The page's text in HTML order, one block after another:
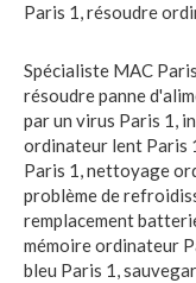
Paris 1,résoudre
Spécialiste MAC
résoudre panne
par un virus Paris 1,
ordinateur lent Paris
Paris 1,nettoyage
problème de
remplacement
mémoire ordinateur
bleu Paris 1,